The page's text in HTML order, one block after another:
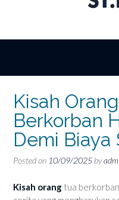
Kisah
Berkorban
Demi Biaya
Posted on 10/09/2025 by
Kisah orang tua